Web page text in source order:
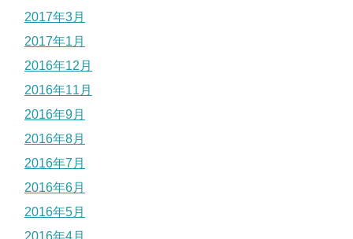
2017年3月
2017年1月
2016年12月
2016年11月
2016年9月
2016年8月
2016年7月
2016年6月
2016年5月
2016年4月